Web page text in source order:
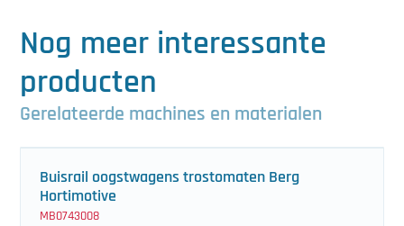
Nog meer interessante
producten
Gerelateerde machines en materialen
Buisrail oogstwagens trostomaten Berg
Hortimotive
MB0743008